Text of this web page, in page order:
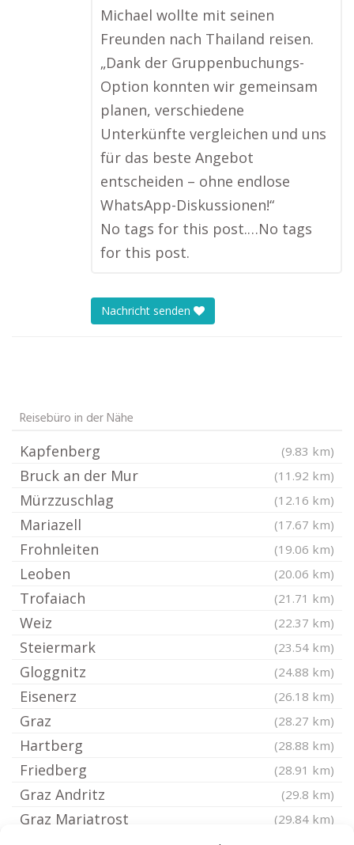
Michael wollte mit seinen
Freunden nach Thailand reisen.
„Dank der Gruppenbuchungs-
Option konnten wir gemeinsam
planen, verschiedene
Unterkünfte vergleichen und uns
für das beste Angebot
entscheiden – ohne endlose
WhatsApp-Diskussionen!“
No tags for this post.…No tags
for this post.
Nachricht senden
Reisebüro in der Nähe
Kapfenberg (9.83 km)
Bruck an der Mur (11.92 km)
Mürzzuschlag (12.16 km)
Mariazell (17.67 km)
Frohnleiten (19.06 km)
Leoben (20.06 km)
Trofaiach (21.71 km)
Weiz (22.37 km)
Steiermark (23.54 km)
Gloggnitz (24.88 km)
Eisenerz (26.18 km)
Graz (28.27 km)
Hartberg (28.88 km)
Friedberg (28.91 km)
Graz Andritz (29.8 km)
Graz Mariatrost (29.84 km)